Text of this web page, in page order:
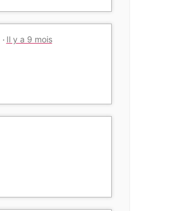
Il y a 9 mois